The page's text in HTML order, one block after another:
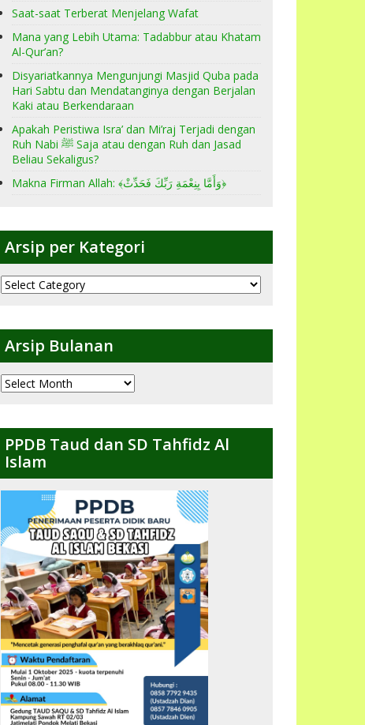
Saat-saat Terberat Menjelang Wafat
Mana yang Lebih Utama: Tadabbur atau Khatam
Al-Qur’an?
Disyariatkannya Mengunjungi Masjid Quba pada
Hari Sabtu dan Mendatanginya dengan Berjalan
Kaki atau Berkendaraan
Apakah Peristiwa Isra’ dan Mi’raj Terjadi dengan
Ruh Nabi ﷺ Saja atau dengan Ruh dan Jasad
Beliau Sekaligus?
Makna Firman Allah: ﴾وَأَمَّا بِنِعْمَةِ رَبِّكَ فَحَدِّثْ﴿
Arsip per Kategori
Arsip
per
Arsip Bulanan
Arsip
Bulanan
PPDB Taud dan SD Tahfidz Al
Islam